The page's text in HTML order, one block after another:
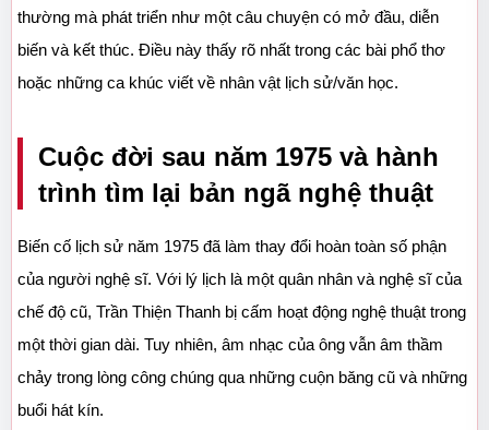
thường mà phát triển như một câu chuyện có mở đầu, diễn
biến và kết thúc. Điều này thấy rõ nhất trong các bài phổ thơ
hoặc những ca khúc viết về nhân vật lịch sử/văn học.
Cuộc đời sau năm 1975 và hành
trình tìm lại bản ngã nghệ thuật
Biến cố lịch sử năm 1975 đã làm thay đổi hoàn toàn số phận
của người nghệ sĩ. Với lý lịch là một quân nhân và nghệ sĩ của
chế độ cũ, Trần Thiện Thanh bị cấm hoạt động nghệ thuật trong
một thời gian dài. Tuy nhiên, âm nhạc của ông vẫn âm thầm
chảy trong lòng công chúng qua những cuộn băng cũ và những
buổi hát kín.